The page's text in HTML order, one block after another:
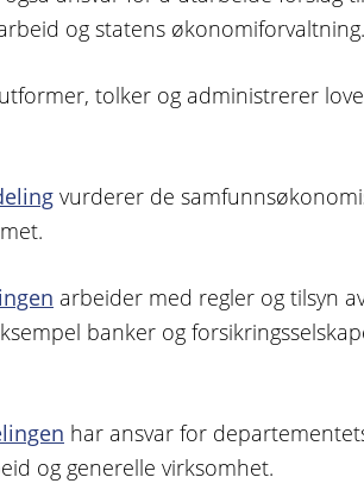
og statens økonomiforvaltning.
utformer, tolker og administrerer
vurderer de
arbeider med regler og tilsyn
banker og
har ansvar for
og generelle virksomhet.